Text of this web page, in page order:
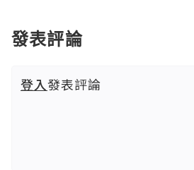
發表評論
登入發表評論